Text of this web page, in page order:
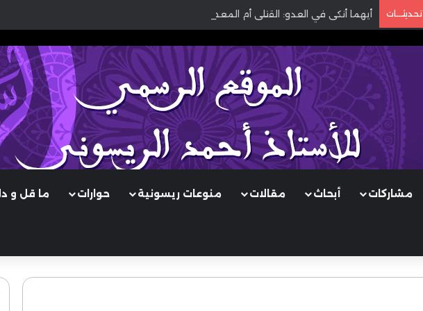
تحديثـــات أيهما أنكى في العدو: القتلى أم المعطوبون؟
مشاركات أبحاث مقالات منوعات ريسونية حوارات ما قل و